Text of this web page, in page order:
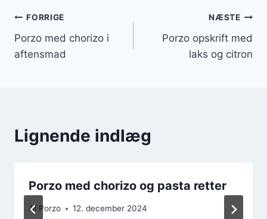
Indlægsnavigation
FORRIGE
Porzo med chorizo i
aftensmad
NÆSTE
Porzo opskrift med
laks og citron
Lignende indlæg
Porzo med chorizo og pasta retter
Af Porzo 12. december 2024